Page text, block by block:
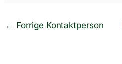
← Forrige Kontaktperson